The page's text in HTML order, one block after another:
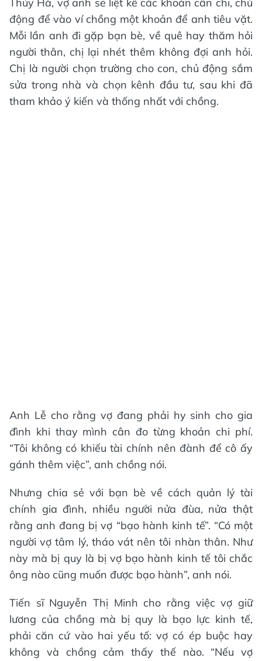
động để vào ví chồng một khoản để anh tiêu vặt.
Mỗi lần anh đi gặp bạn bè, về quê hay thăm hỏi
người thân, chị lại nhét thêm không đợi anh hỏi.
Chị là người chọn trường cho con, chủ động sắm
sửa trong nhà và chọn kênh đầu tư, sau khi đã
tham khảo ý kiến và thống nhất với chồng.
Anh Lễ cho rằng vợ đang phải hy sinh cho gia
đình khi thay mình cân đo từng khoản chi phí.
“Tôi không có khiếu tài chính nên đành để cô ấy
gánh thêm việc”, anh chồng nói.
Nhưng chia sẻ với bạn bè về cách quản lý tài
chính gia đình, nhiều người nửa đùa, nửa thật
rằng anh đang bị vợ “bạo hành kinh tế”. “Có một
người vợ tâm lý, tháo vát nên tôi nhàn thân. Như
này mà bị quy là bị vợ bạo hành kinh tế tôi chắc
ông nào cũng muốn được bạo hành”, anh nói.
Tiến sĩ Nguyễn Thị Minh cho rằng việc vợ giữ
lương của chồng mà bị quy là bạo lực kinh tế,
phải căn cứ vào hai yếu tố: vợ có ép buộc hay
không và chồng cảm thấy thế nào. “Nếu vợ